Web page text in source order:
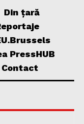
Din țară
PressHUB
Contact